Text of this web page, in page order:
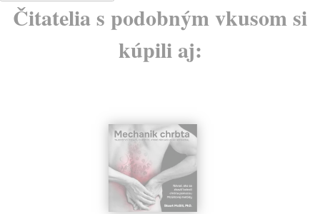
Čitatelia s podobným vkusom si
kúpili aj: